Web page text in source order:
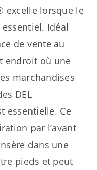
excelle lorsque le
Idéal
de vente au
endroit où une
marchandises
DEL
essentielle. Ce
par l’avant
dans une
pieds et peut